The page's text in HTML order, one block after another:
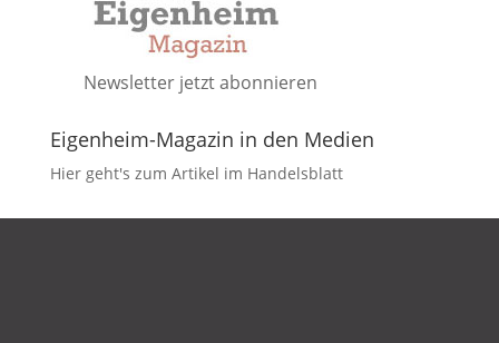
Newsletter jetzt abonnieren
Eigenheim-Magazin in den Medien
Hier geht's zum Artikel im Handelsblatt
DATENSCHUTZ